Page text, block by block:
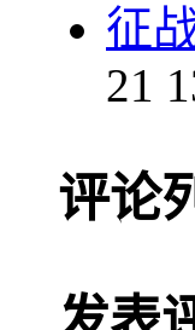
征
21
评论